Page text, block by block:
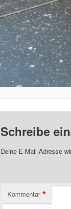
Schreibe
Deine E-Mail-Adresse
Kommentar *